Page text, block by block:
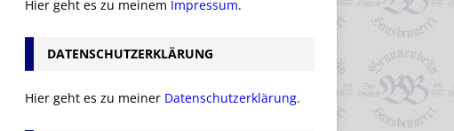
Hier geht es zu meinem Impressum.
DATENSCHUTZERKLÄRUNG
Hier geht es zu meiner Datenschutzerklärung.